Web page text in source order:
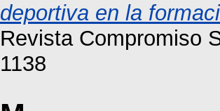
deportiva en la
Revista Compromiso
1138